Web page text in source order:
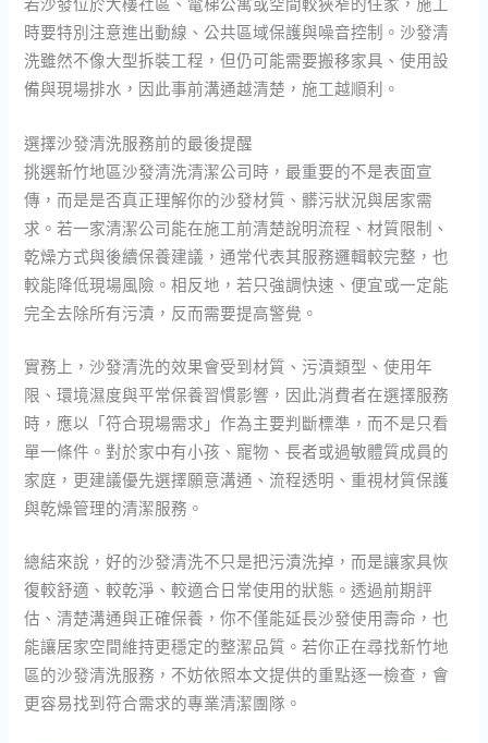
時要特別注意進出動線、公共區域保護與噪音控制。沙發清
洗雖然不像大型拆裝工程，但仍可能需要搬移家具、使用設
備與現場排水，因此事前溝通越清楚，施工越順利。
選擇沙發清洗服務前的最後提醒
挑選新竹地區沙發清洗清潔公司時，最重要的不是表面宣
傳，而是是否真正理解你的沙發材質、髒污狀況與居家需
求。若一家清潔公司能在施工前清楚說明流程、材質限制、
乾燥方式與後續保養建議，通常代表其服務邏輯較完整，也
較能降低現場風險。相反地，若只強調快速、便宜或一定能
完全去除所有污漬，反而需要提高警覺。
實務上，沙發清洗的效果會受到材質、污漬類型、使用年
限、環境濕度與平常保養習慣影響，因此消費者在選擇服務
時，應以「符合現場需求」作為主要判斷標準，而不是只看
單一條件。對於家中有小孩、寵物、長者或過敏體質成員的
家庭，更建議優先選擇願意溝通、流程透明、重視材質保護
與乾燥管理的清潔服務。
總結來說，好的沙發清洗不只是把污漬洗掉，而是讓家具恢
復較舒適、較乾淨、較適合日常使用的狀態。透過前期評
估、清楚溝通與正確保養，你不僅能延長沙發使用壽命，也
能讓居家空間維持更穩定的整潔品質。若你正在尋找新竹地
區的沙發清洗服務，不妨依照本文提供的重點逐一檢查，會
更容易找到符合需求的專業清潔團隊。